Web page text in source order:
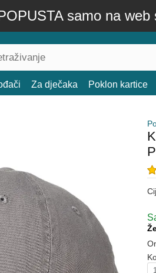
samo na web
Za dječaka Poklon kartice